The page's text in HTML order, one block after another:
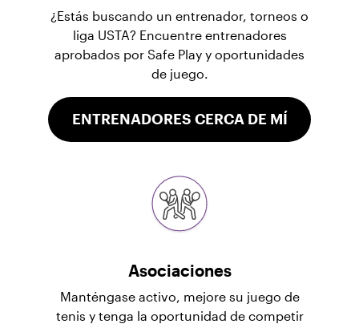
¿Estás buscando un entrenador, torneos o
liga USTA? Encuentre entrenadores
aprobados por Safe Play y oportunidades
de juego.
ENTRENADORES CERCA DE MÍ
Asociaciones
Manténgase activo, mejore su juego de
tenis y tenga la oportunidad de competir